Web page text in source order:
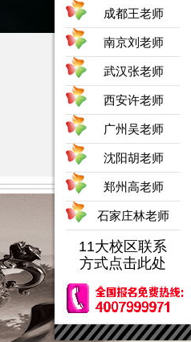
成都王老师
南京刘老师
武汉张老师
西安许老师
广州吴老师
沈阳胡老师
郑州高老师
石家庄林老师
11大校区联系
方式点击此处